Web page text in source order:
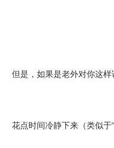
但是，如果是老外对你这样
花点时间冷静下来（类似于